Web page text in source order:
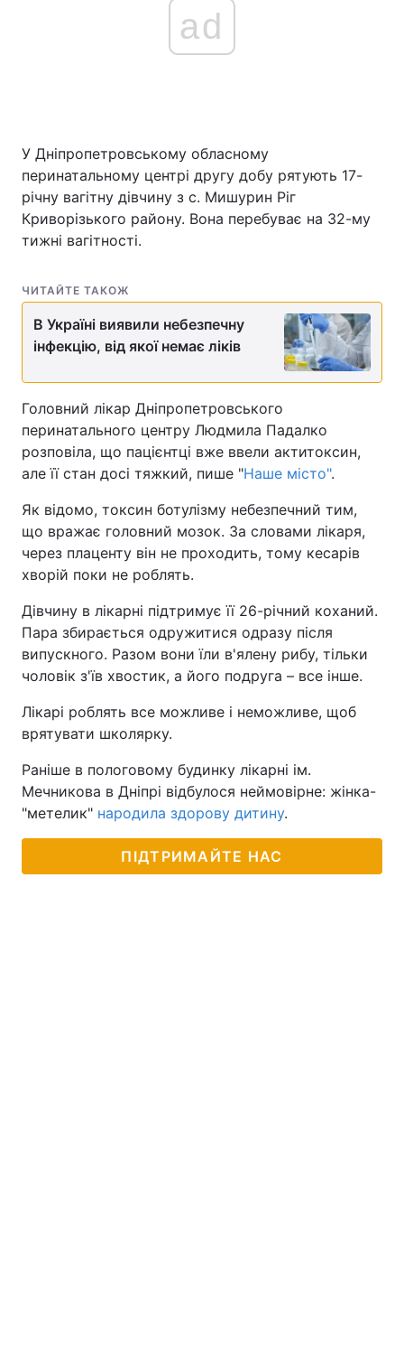
ad
У Дніпропетровському обласному
перинатальному центрі другу добу рятують 17-
річну вагітну дівчину з с. Мишурин Ріг
Криворізького району. Вона перебуває на 32-му
тижні вагітності.
ЧИТАЙТЕ ТАКОЖ
В Україні виявили небезпечну
інфекцію, від якої немає ліків
Головний лікар Дніпропетровського
перинатального центру Людмила Падалко
розповіла, що пацієнтці вже ввели актитоксин,
але її стан досі тяжкий, пише "Наше місто".
Як відомо, токсин ботулізму небезпечний тим,
що вражає головний мозок. За словами лікаря,
через плаценту він не проходить, тому кесарів
хворій поки не роблять.
Дівчину в лікарні підтримує її 26-річний коханий.
Пара збирається одружитися одразу після
випускного. Разом вони їли в'ялену рибу, тільки
чоловік з'їв хвостик, а його подруга – все інше.
Лікарі роблять все можливе і неможливе, щоб
врятувати школярку.
Раніше в пологовому будинку лікарні ім.
Мечникова в Дніпрі відбулося неймовірне: жінка-
"метелик" народила здорову дитину.
ПІДТРИМАЙТЕ НАС